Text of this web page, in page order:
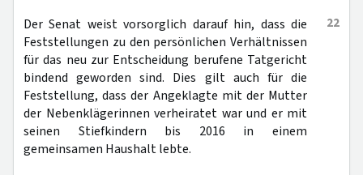
22
Der Senat weist vorsorglich darauf hin, dass die
Feststellungen zu den persönlichen Verhältnissen
für das neu zur Entscheidung berufene Tatgericht
bindend geworden sind. Dies gilt auch für die
Feststellung, dass der Angeklagte mit der Mutter
der Nebenklägerinnen verheiratet war und er mit
seinen Stiefkindern bis 2016 in einem
gemeinsamen Haushalt lebte.